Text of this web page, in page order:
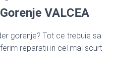
VALCEA
gorenje? Tot ce trebuie sa
reparatii in cel mai scurt